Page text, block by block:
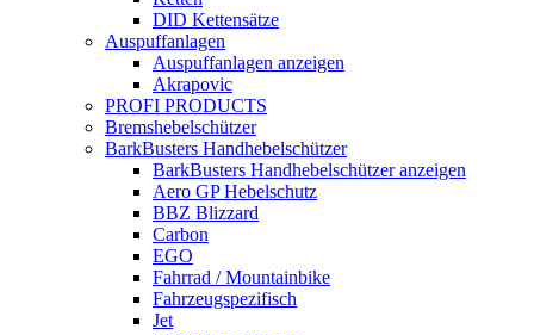
DID Kettensätze
Auspuffanlagen
Auspuffanlagen anzeigen
Akrapovic
PROFI PRODUCTS
Bremshebelschützer
BarkBusters Handhebelschützer
BarkBusters Handhebelschützer anzeigen
Aero GP Hebelschutz
BBZ Blizzard
Carbon
EGO
Fahrrad / Mountainbike
Fahrzeugspezifisch
Jet